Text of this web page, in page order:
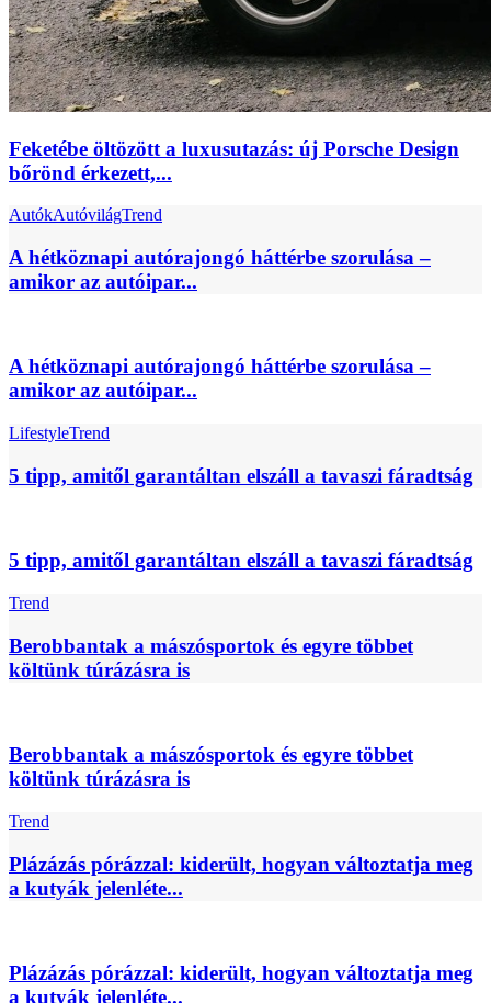
Feketébe öltözött a luxusutazás: új Porsche Design
bőrönd érkezett,...
AutókAutóvilágTrend
A hétköznapi autórajongó háttérbe szorulása –
amikor az autóipar...
A hétköznapi autórajongó háttérbe szorulása –
amikor az autóipar...
LifestyleTrend
5 tipp, amitől garantáltan elszáll a tavaszi fáradtság
5 tipp, amitől garantáltan elszáll a tavaszi fáradtság
Trend
Berobbantak a mászósportok és egyre többet
költünk túrázásra is
Berobbantak a mászósportok és egyre többet
költünk túrázásra is
Trend
Plázázás pórázzal: kiderült, hogyan változtatja meg
a kutyák jelenléte...
Plázázás pórázzal: kiderült, hogyan változtatja meg
a kutyák jelenléte...